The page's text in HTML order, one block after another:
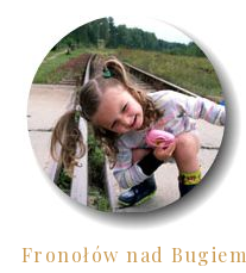
Fronołów nad Bugiem